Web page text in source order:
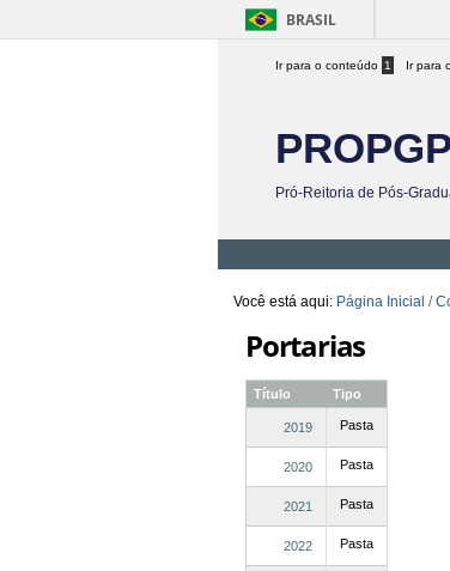
BRASIL
Ir para o conteúdo 1 Ir para
Pró-Reitoria de Pós-
Você está aqui: Página Inicial /
Portarias
Título Tipo
2019 Pasta
2020 Pasta
2021 Pasta
2022 Pasta